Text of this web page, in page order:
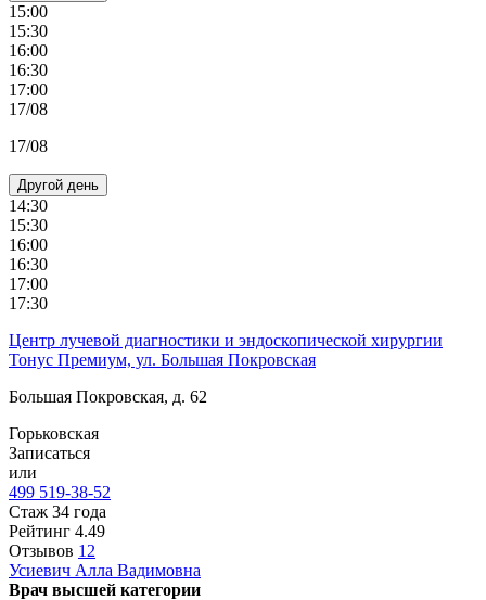
15:00
15:30
16:00
16:30
17:00
17/08
17/08
Другой день
14:30
15:30
16:00
16:30
17:00
17:30
Центр лучевой диагностики и эндоскопической хирургии
Тонус Премиум, ул. Большая Покровская
Большая Покровская, д. 62
Горьковская
Записаться
или
499 519-38-52
Стаж 34 года
Рейтинг 4.49
Отзывов 12
Усиевич Алла Вадимовна
Врач высшей категории